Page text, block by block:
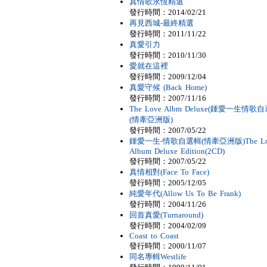
發行時間：2014/02/21
再見西城-最終精選
發行時間：2011/11/22
真愛引力
發行時間：2010/11/30
愛就在這裡
發行時間：2009/12/04
真愛守候 (Back Home)
發行時間：2007/11/16
The Love Albm Deluxe(鍾愛一生情歌自
(情牽亞洲版)
發行時間：2007/05/22
鍾愛一生-情歌自選輯(情牽亞洲版)The
Album Deluxe Edition(2CD)
發行時間：2007/05/22
真情相對(Face To Face)
發行時間：2005/12/05
純愛年代(Allow Us To Be Frank)
發行時間：2004/11/26
回首真愛(Turnaround)
發行時間：2004/02/09
Coast to Coast
發行時間：2000/11/07
同名專輯Westlife